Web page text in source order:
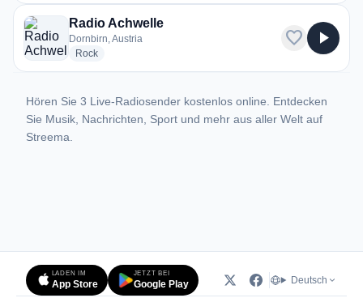
Radio Achwelle
Dornbirn, Austria
Rockradio stations
favorite play_arrow
Hören Sie 3 Live-Radiosender kostenlos online. Entdecken
Sie Musik, Nachrichten, Sport und mehr aus aller Welt auf
Streema.
LADEN IM
App Store
JETZT BEI
Google Play Deutsch